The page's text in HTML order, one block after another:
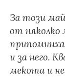
За този
от няколко
и за него.
мекота и